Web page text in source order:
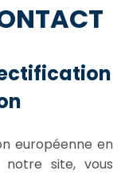
européenne en
site, vous